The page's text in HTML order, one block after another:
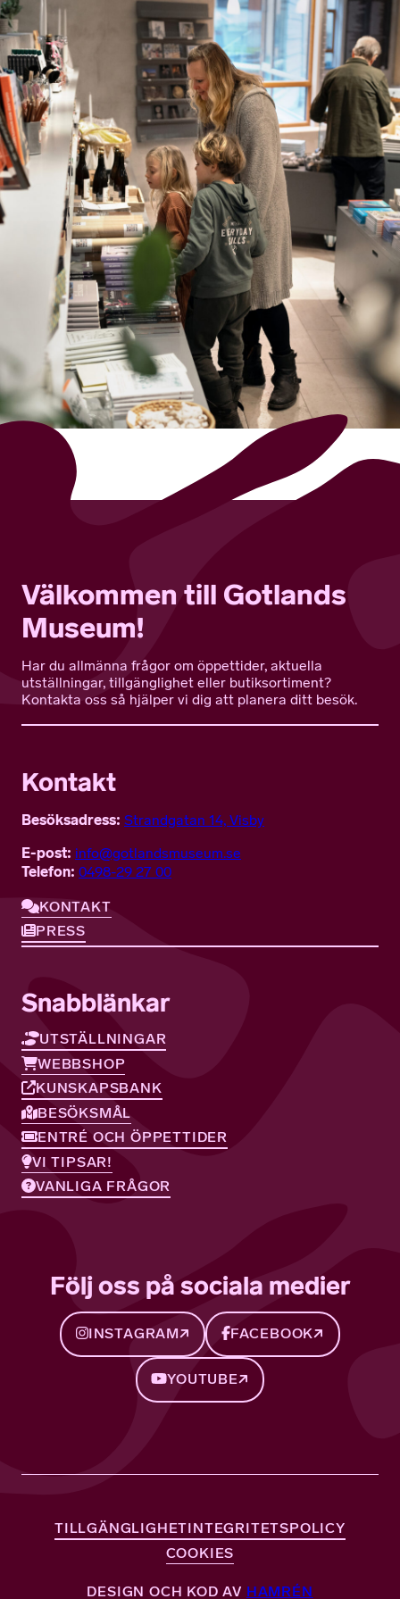
Välkommen till Gotlands
Museum!
Har du allmänna frågor om öppettider, aktuella
utställningar, tillgänglighet eller butiksortiment?
Kontakta oss så hjälper vi dig att planera ditt besök.
Kontakt
Besöksadress: Strandgatan 14, Visby
E-post: info@gotlandsmuseum.se
Telefon: 0498-29 27 00
KONTAKT
PRESS
Snabblänkar
UTSTÄLLNINGAR
WEBBSHOP
KUNSKAPSBANK
BESÖKSMÅL
ENTRÉ OCH ÖPPETTIDER
VI TIPSAR!
VANLIGA FRÅGOR
Följ oss på sociala medier
INSTAGRAM FACEBOOK
YOUTUBE
TILLGÄNGLIGHETINTEGRITETSPOLICY
COOKIES
DESIGN OCH KOD AV HAMRÉN